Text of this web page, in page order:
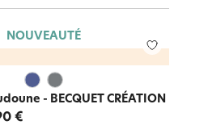
NOUVEAUTÉ
- BECQUET CRÉATION
€